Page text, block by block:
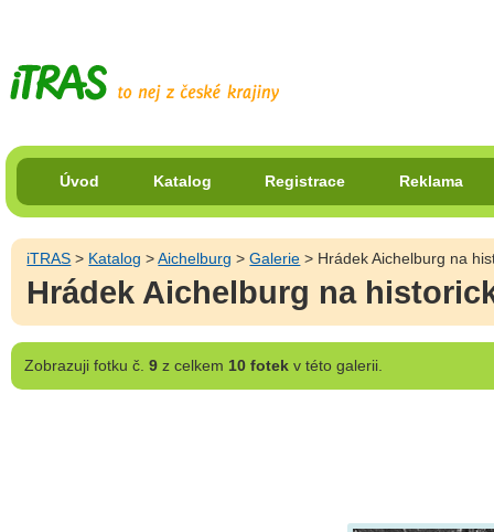
Úvod Katalog Registrace Reklama
iTRAS > Katalog >Aichelburg >Galerie > Hrádek Aichelburg na
Hrádek Aichelburg na
Zobrazujifotku č. 9z celkem 10 fotekv této galerii.